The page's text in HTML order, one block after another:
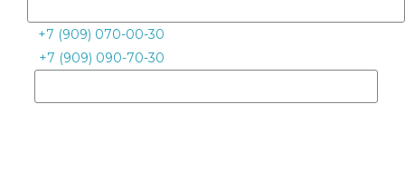
+7 (909) 070-00-30
+7 (909) 090-70-30